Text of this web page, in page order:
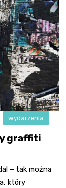
wydarzenia
graffiti
– tak można
który